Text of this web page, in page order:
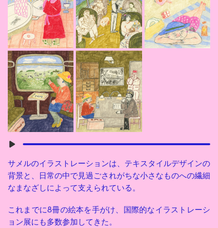
サメルのイラストレーションは、テキスタイルデザインの
背景と、日常の中で見過ごされがちな小さなものへの繊細
なまなざしによって支えられている。
これまでに8冊の絵本を手がけ、国際的なイラストレーシ
ョン展にも多数参加してきた。